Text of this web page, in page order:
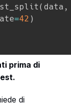
( data ,
=42 )
prima di
di